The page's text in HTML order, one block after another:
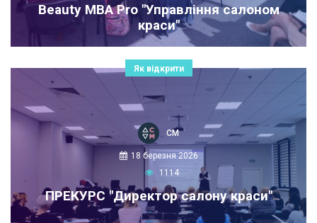
Beauty MBA Pro "Управління салоном
краси"
Як відкрити
СМ
18 березня 2026
1114
ПРЕКУРС "Директор салону краси"